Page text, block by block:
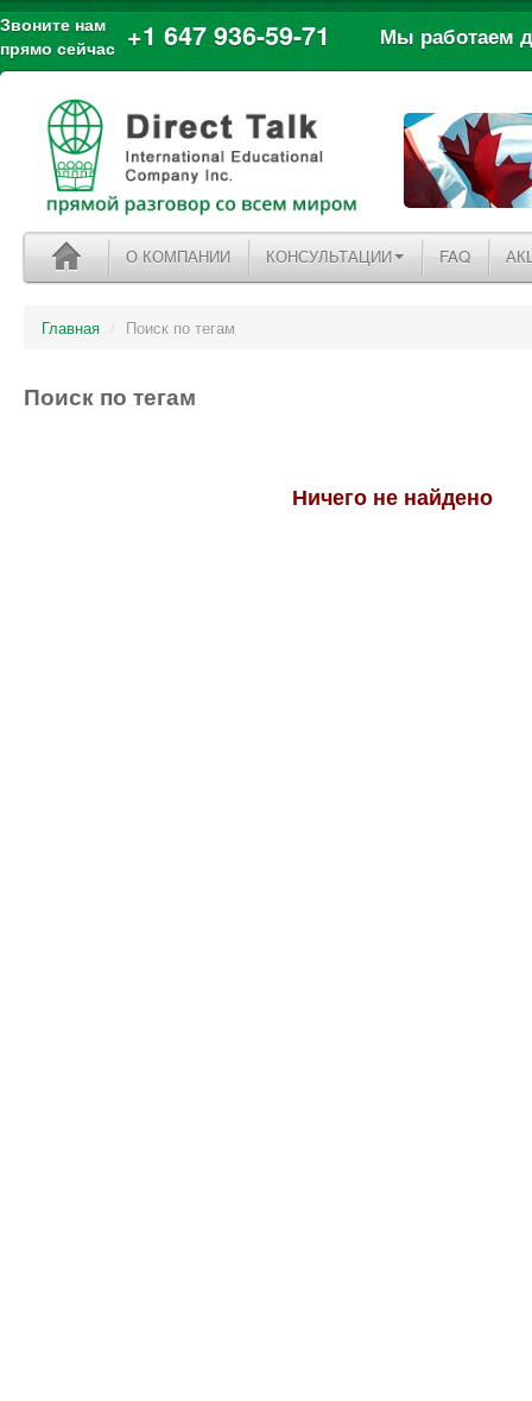
Звоните нам
прямо сейчас +1 647 936-59-71 Мы работаем
О КОМПАНИИ КОНСУЛЬТАЦИИ FAQ
Главная / Поиск по тегам
Поиск по тегам
Ничего не найдено